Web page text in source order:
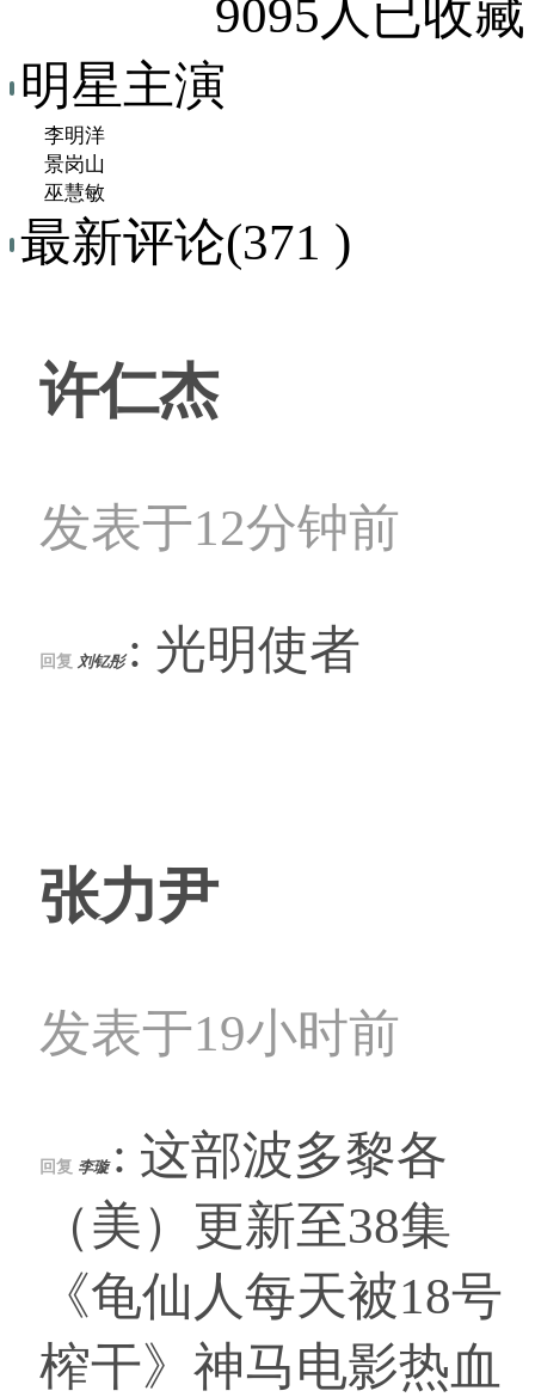
9095人已收藏
明星主演
李明洋
景岗山
巫慧敏
最新评论(371 )
许仁杰
发表于12分钟前
回复 刘钇彤 : 光明使者
张力尹
发表于19小时前
回复 李璇 : 这部波多黎各
（美）更新至38集
《龟仙人每天被18号
榨干》神马电影热血